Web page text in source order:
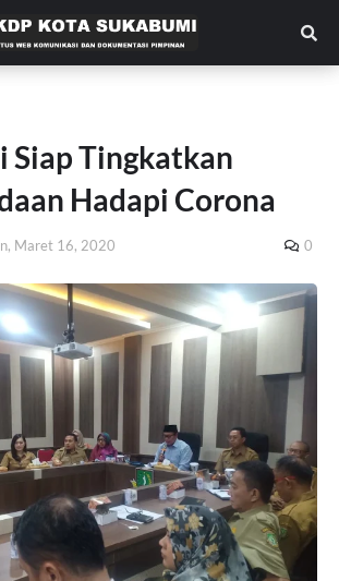
Siap Tingkatkan
Hadapi Corona
Maret 16, 2020 0